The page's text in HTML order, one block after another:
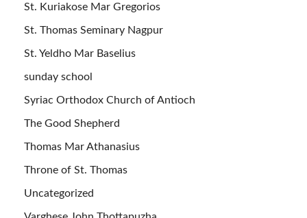
St. Kuriakose Mar Gregorios
St. Thomas Seminary Nagpur
St. Yeldho Mar Baselius
sunday school
Syriac Orthodox Church of Antioch
The Good Shepherd
Thomas Mar Athanasius
Throne of St. Thomas
Uncategorized